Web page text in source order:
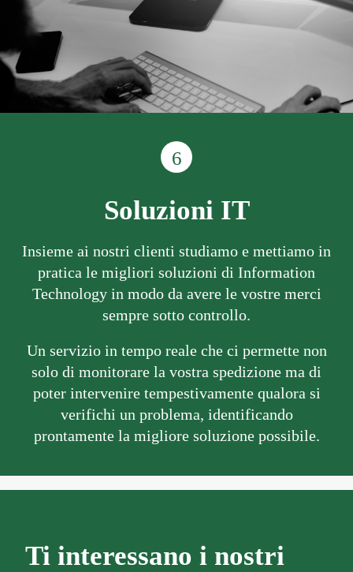
6
Soluzioni IT
Insieme ai nostri clienti studiamo e mettiamo in
pratica le migliori soluzioni di Information
Technology in modo da avere le vostre merci
sempre sotto controllo.
Un servizio in tempo reale che ci permette non
solo di monitorare la vostra spedizione ma di
poter intervenire tempestivamente qualora si
verifichi un problema, identificando
prontamente la migliore soluzione possibile.
Ti interessano i nostri